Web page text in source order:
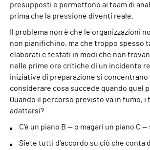
presupposti e permettono ai team di
prima che la pressione diventi reale.
Il problema non è che le organizzazioni
non pianifichino, ma che troppo spesso
elaborati e testati in modi che non
nelle prime ore critiche di un incidente
iniziative di preparazione si concentrano
considerare cosa succede quando quel
Quando il percorso previsto va in fumo, i
adattarsi?
C'è un piano B — o magari un piano C
Siete tutti d'accordo su ciò che conta